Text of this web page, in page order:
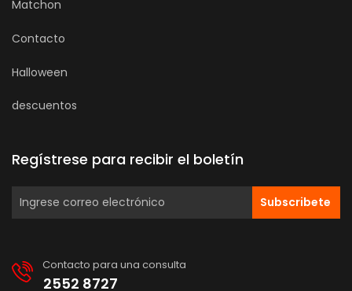
Matchon
Contacto
Halloween
descuentos
Regístrese para recibir el boletín
Subscribete
Contacto para una consulta
2552 8727